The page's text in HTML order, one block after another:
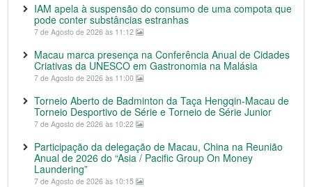
IAM apela à suspensão do consumo de uma compota que
pode conter substâncias estranhas
7 de Agosto de 2026 às 11:12
Macau marca presença na Conferência Anual de Cidades
Criativas da UNESCO em Gastronomia na Malásia
7 de Agosto de 2026 às 11:00
Torneio Aberto de Badminton da Taça Hengqin-Macau de
Torneio Desportivo de Série e Torneio de Série Junior
7 de Agosto de 2026 às 10:22
Participação da delegação de Macau, China na Reunião
Anual de 2026 do “Asia / Pacific Group On Money
Laundering”
7 de Agosto de 2026 às 10:15